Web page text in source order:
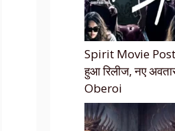
Spirit Movie
हुआ रिलीज, नए
Oberoi